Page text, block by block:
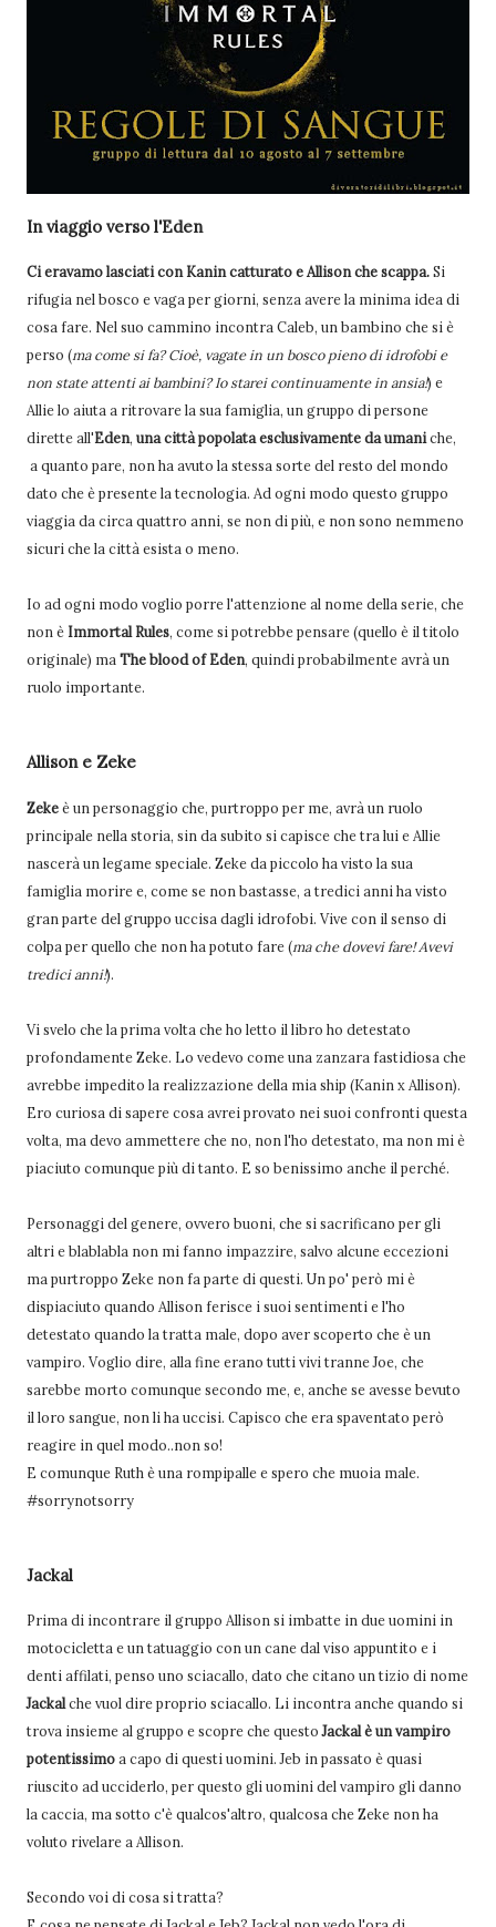
In viaggio verso l'Eden
Ci eravamo lasciati con Kanin catturato e Allison che scappa.Si
rifugia nel bosco e vaga per giorni, senza avere la minima idea di
cosa fare. Nel suo cammino incontra Caleb, un bambino che si è
perso (ma come si fa? Cioè, vagate in un bosco pieno di idrofobi e
non state attenti ai bambini? Io starei continuamente in ansia!) e
Allie lo aiuta a ritrovare la sua famiglia, un gruppo di persone
dirette all'Eden, una città popolata esclusivamente da umaniche,
a quanto pare, non ha avuto la stessa sorte del resto del mondo
dato che è presente la tecnologia. Ad ogni modo questo gruppo
viaggia da circa quattro anni, se non di più, e non sono nemmeno
sicuri che la città esista o meno.
Io ad ogni modo voglio porre l'attenzione al nome della serie, che
non è Immortal Rules, come si potrebbe pensare (quello è il titolo
originale) maThe blood of Eden, quindi probabilmente avrà un
ruolo importante.
Allison e Zeke
Zekeè un personaggio che, purtroppo per me, avrà un ruolo
principale nella storia, sin da subito si capisce che tra lui e Allie
nascerà un legame speciale. Zeke da piccolo ha visto la sua
famiglia morire e, come se non bastasse, a tredici anni ha visto
gran parte del gruppo uccisa dagli idrofobi. Vive con il senso di
colpa per quello che non ha potuto fare (ma che dovevi fare! Avevi
tredici anni!).
Vi svelo che la prima volta che ho letto il libro ho detestato
profondamente Zeke. Lo vedevo come una zanzara fastidiosa che
avrebbe impedito la realizzazione della mia ship (Kanin x Allison).
Ero curiosa di sapere cosa avrei provato nei suoi confronti questa
volta, ma devo ammettere che no, non l'ho detestato, ma non mi è
piaciuto comunque più di tanto. E so benissimo anche il perché.
Personaggi del genere, ovvero buoni, che si sacrificano per gli
altri e blablabla non mi fanno impazzire, salvo alcune eccezioni
ma purtroppo Zeke non fa parte di questi. Un po' però mi è
dispiaciuto quando Allison ferisce i suoi sentimenti e l'ho
detestato quando la tratta male, dopo aver scoperto che è un
vampiro. Voglio dire, alla fine erano tutti vivi tranne Joe, che
sarebbe morto comunque secondo me, e, anche se avesse bevuto
il loro sangue, non li ha uccisi. Capisco che era spaventato però
reagire in quel modo..non so!
E comunque Ruth è una rompipalle e spero che muoia male.
#sorrynotsorry
Jackal
Prima di incontrare il gruppo Allison si imbatte in due uomini in
motocicletta e un tatuaggio con un cane dal viso appuntito e i
denti affilati, penso uno sciacallo, dato che citano un tizio di nome
Jackalche vuol dire proprio sciacallo. Li incontra anche quando si
trova insieme al gruppo e scopre che questoJackal è un vampiro
potentissimoa capo di questi uomini. Jeb in passato è quasi
riuscito ad ucciderlo, per questo gli uomini del vampiro gli danno
la caccia, ma sotto c'è qualcos'altro, qualcosa che Zeke non ha
voluto rivelare a Allison.
Secondo voi di cosa si tratta?